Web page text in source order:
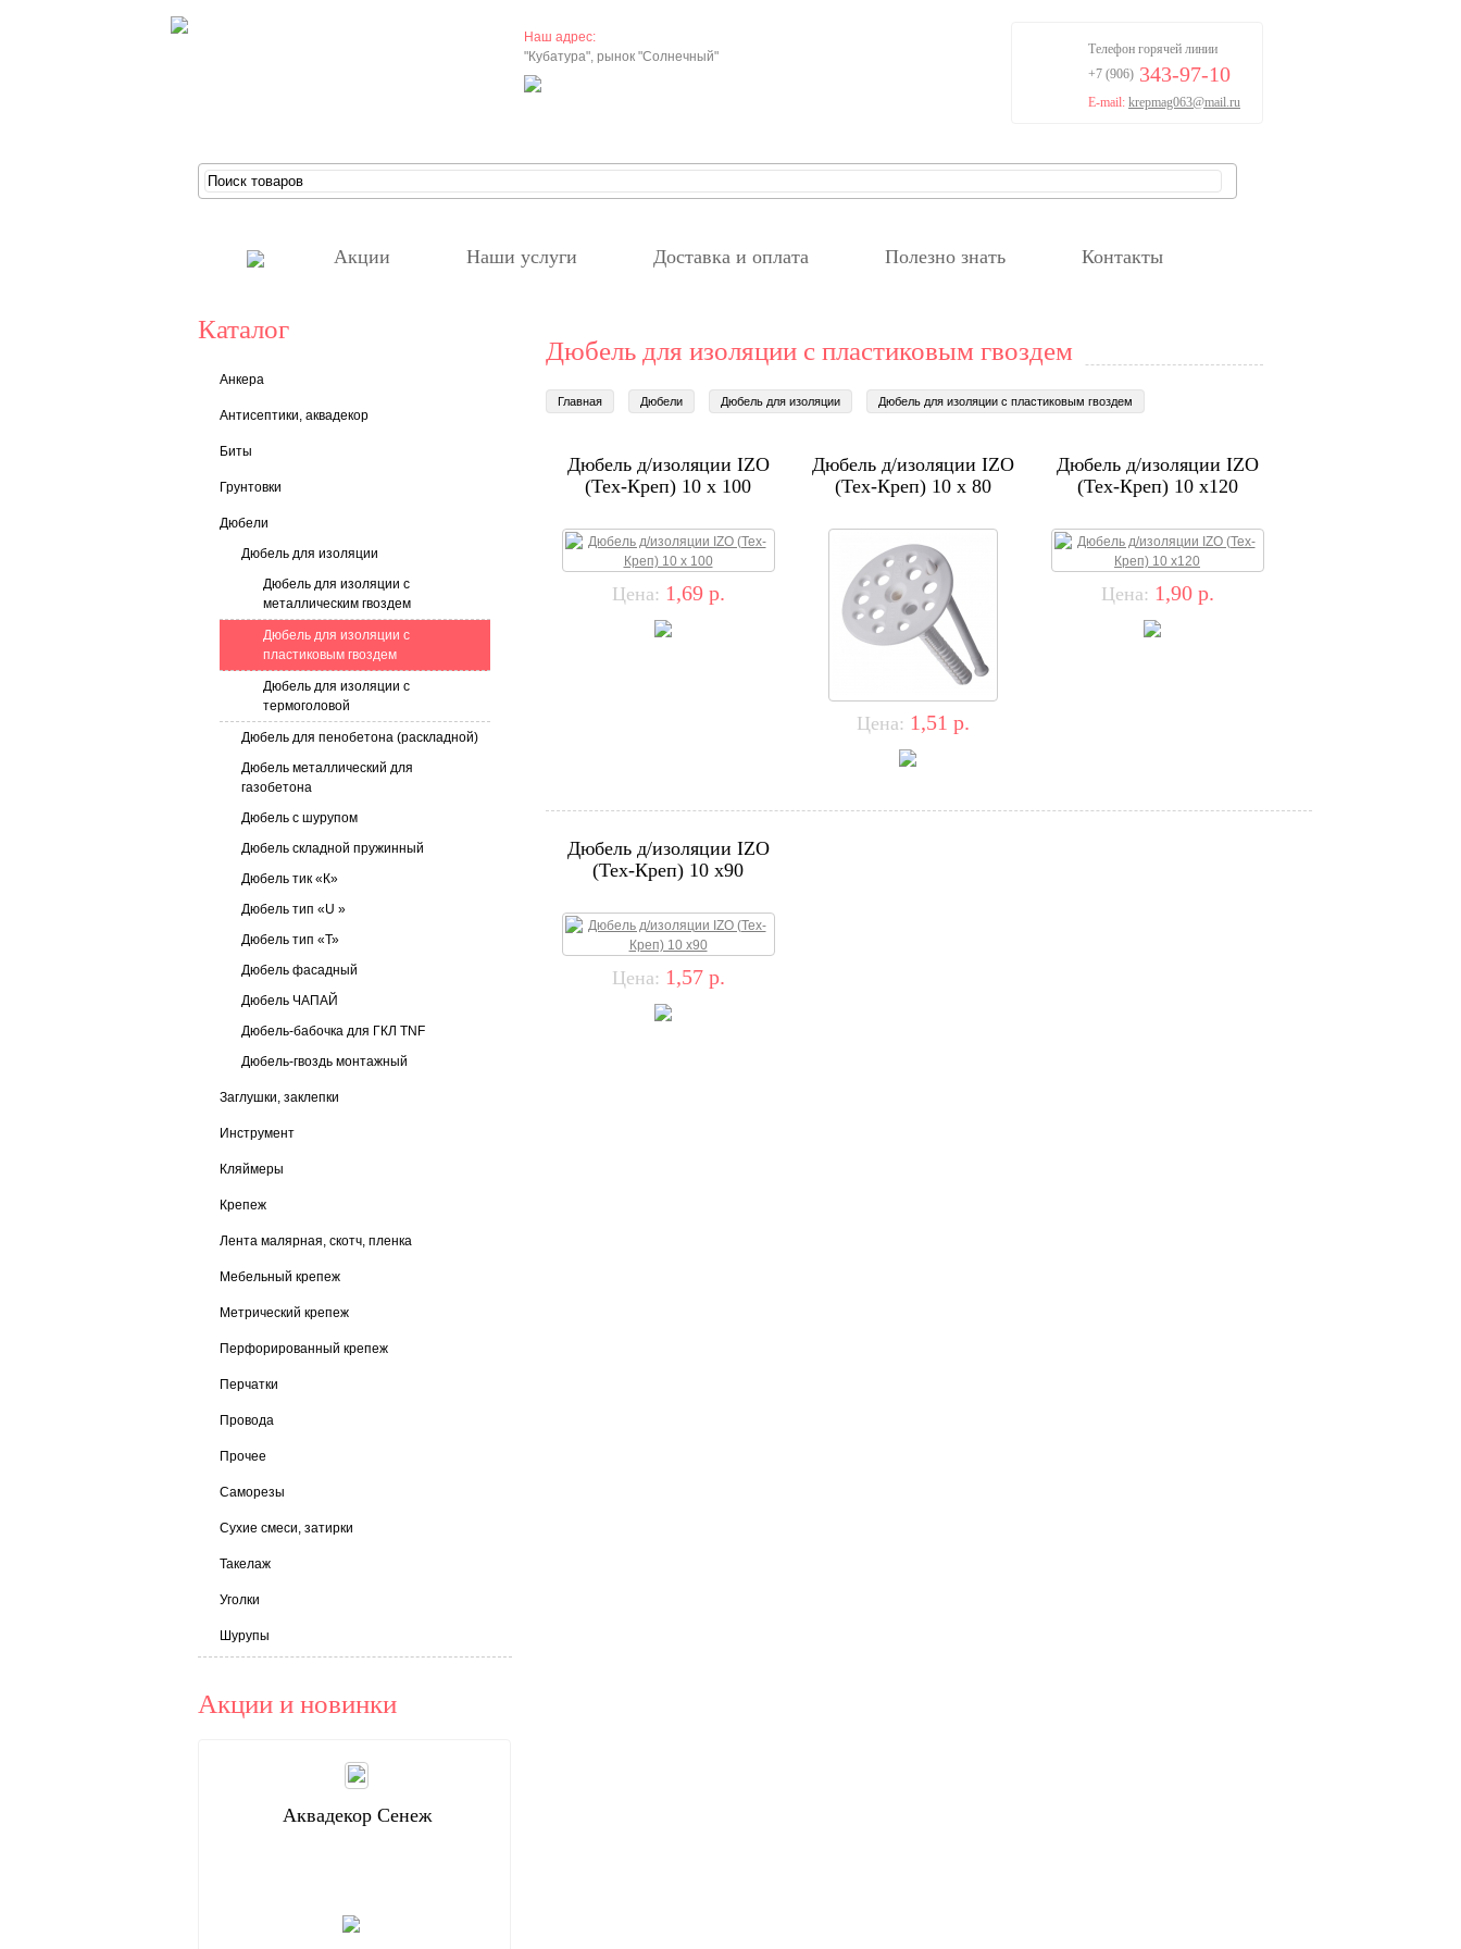
Наш адрес:
"Кубатура", рынок "Солнечный"
Телефон горячей линии
+7 (906) 343-97-10
E-mail: krepmag063@mail.ru
Акции Наши услуги Доставка и оплата Полезно знать Контакты
Дюбель для изоляции с пластиковым гвоздем
Главная Дюбели Дюбель для изоляции Дюбель для изоляции с пластиковым гвоздем
Дюбель д/изоляции IZO
(Тех-Креп) 10 х 100
Цена: 1,69р.
Дюбель д/изоляции IZO
(Тех-Креп) 10 х 80
Цена: 1,51 р.
Дюбель д/изоляции IZO
(Тех-Креп) 10 х120
Цена: 1,90р.
Дюбель д/изоляции IZO
(Тех-Креп) 10 х90
Цена: 1,57р.
Каталог
Анкера
Антисептики, аквадекор
Биты
Грунтовки
Дюбели
Дюбель для изоляции
Дюбель для изоляции с
металлическим гвоздем
Дюбель для изоляции с
пластиковым гвоздем
Дюбель для изоляции с
термоголовой
Дюбель для пенобетона (раскладной)
Дюбель металлический для
газобетона
Дюбель с шурупом
Дюбель складной пружинный
Дюбель тик «К»
Дюбель тип «U »
Дюбель тип «Т»
Дюбель фасадный
Дюбель ЧАПАЙ
Дюбель-бабочка для ГКЛ TNF
Дюбель-гвоздь монтажный
Заглушки, заклепки
Инструмент
Кляймеры
Крепеж
Лента малярная, скотч, пленка
Мебельный крепеж
Метрический крепеж
Перфорированный крепеж
Перчатки
Провода
Прочее
Саморезы
Сухие смеси, затирки
Такелаж
Уголки
Шурупы
Акции и новинки
Аквадекор Сенеж